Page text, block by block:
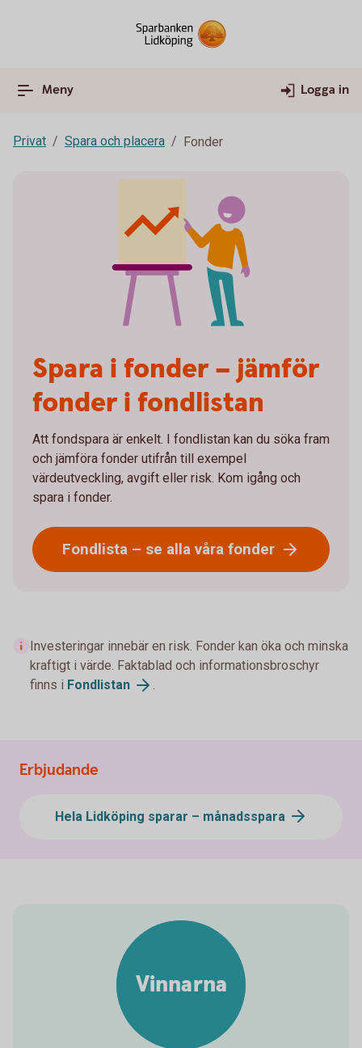
Meny Logga in
Privat Spara och placera Fonder
Spara i fonder – jämför
fonder i fondlistan
Att fondspara är enkelt. I fondlistan kan du söka fram
och jämföra fonder utifrån till exempel
värdeutveckling, avgift eller risk. Kom igång och
spara i fonder.
Fondlista – se alla våra fonder
Investeringar innebär en risk. Fonder kan öka och minska
kraftigt i värde. Faktablad och informationsbroschyr
finns i Fondlistan .
Erbjudande
Hela Lidköping sparar – månadsspara
Vinnarna